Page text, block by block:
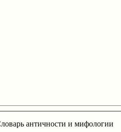
античности и мифологии